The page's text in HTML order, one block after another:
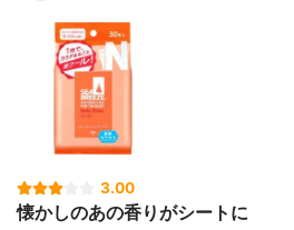
3.00
懐かしのあの香りがシートに